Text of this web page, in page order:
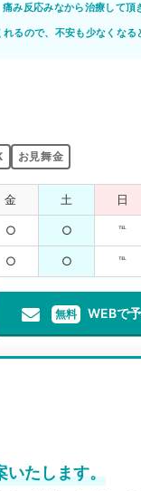
み反応みなから治療して頂
るので、不安も少なくなる
お見舞金
金 土 日
○ ○ ℡
○ ○ ℡
無料 WEBで
いたします。